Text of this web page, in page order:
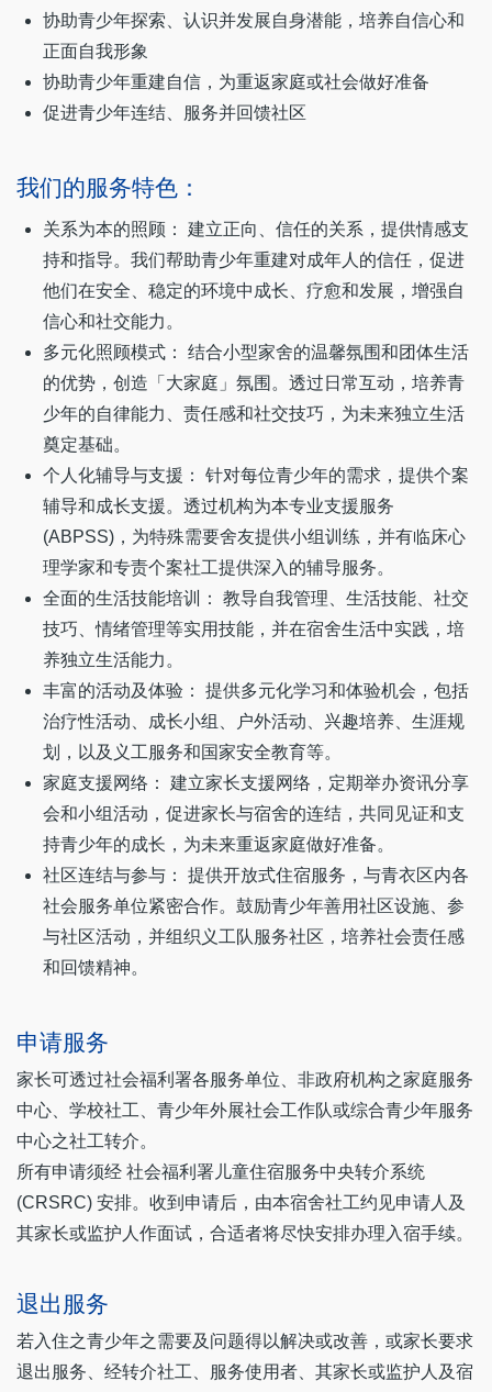
协助青少年探索、认识并发展自身潜能，培养自信心和
正面自我形象
协助青少年重建自信，为重返家庭或社会做好准备
促进青少年连结、服务并回馈社区
我们的服务特色：
关系为本的照顾： 建立正向、信任的关系，提供情感支
持和指导。我们帮助青少年重建对成年人的信任，促进
他们在安全、稳定的环境中成长、疗愈和发展，增强自
信心和社交能力。
多元化照顾模式： 结合小型家舍的温馨氛围和团体生活
的优势，创造「大家庭」氛围。透过日常互动，培养青
少年的自律能力、责任感和社交技巧，为未来独立生活
奠定基础。
个人化辅导与支援： 针对每位青少年的需求，提供个案
辅导和成长支援。透过机构为本专业支援服务
(ABPSS)，为特殊需要舍友提供小组训练，并有临床心
理学家和专责个案社工提供深入的辅导服务。
全面的生活技能培训： 教导自我管理、生活技能、社交
技巧、情绪管理等实用技能，并在宿舍生活中实践，培
养独立生活能力。
丰富的活动及体验： 提供多元化学习和体验机会，包括
治疗性活动、成长小组、户外活动、兴趣培养、生涯规
划，以及义工服务和国家安全教育等。
家庭支援网络： 建立家长支援网络，定期举办资讯分享
会和小组活动，促进家长与宿舍的连结，共同见证和支
持青少年的成长，为未来重返家庭做好准备。
社区连结与参与： 提供开放式住宿服务，与青衣区内各
社会服务单位紧密合作。鼓励青少年善用社区设施、参
与社区活动，并组织义工队服务社区，培养社会责任感
和回馈精神。
申请服务
家长可透过社会福利署各服务单位、非政府机构之家庭服务
中心、学校社工、青少年外展社会工作队或综合青少年服务
中心之社工转介。
所有申请须经 社会福利署儿童住宿服务中央转介系统
(CRSRC) 安排。收到申请后，由本宿舍社工约见申请人及
其家长或监护人作面试，合适者将尽快安排办理入宿手续。
退出服务
若入住之青少年之需要及问题得以解决或改善，或家长要求
退出服务、经转介社工、服务使用者、其家长或监护人及宿